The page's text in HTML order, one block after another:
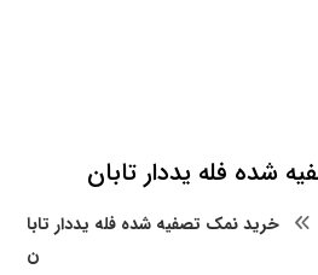
شده فله یددار تابان
خرید نمک تصفیه شده فله یددار تابا
ن